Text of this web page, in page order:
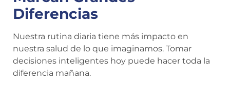
Diferencias
Nuestra rutina diaria tiene más impacto en
nuestra salud de lo que imaginamos. Tomar
decisiones inteligentes hoy puede hacer toda la
diferencia mañana.